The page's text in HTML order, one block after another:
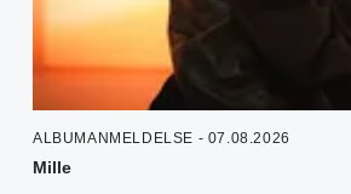
ALBUMANMELDELSE - 07.08.2026
Mille